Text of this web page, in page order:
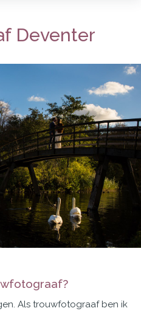
Deventer
Als trouwfotograaf ben ik